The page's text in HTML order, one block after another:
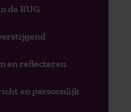
de RUG
en reflecteren
en persoonlijk